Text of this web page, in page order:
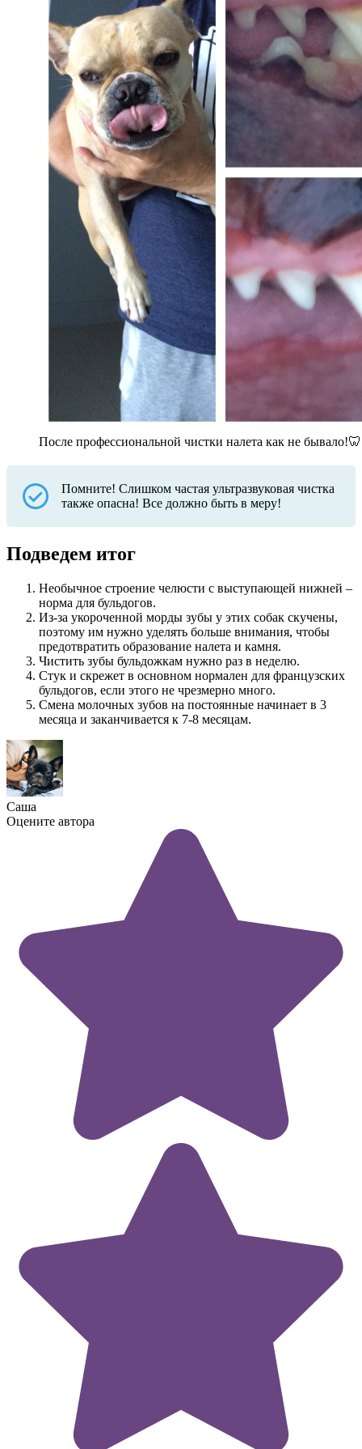
После профессиональной чистки налета как не бывало!🦷
Помните! Слишком частая ультразвуковая чистка
также опасна! Все должно быть в меру!
Подведем итог
Необычное строение челюсти с выступающей нижней ‒
норма для бульдогов.
Из-за укороченной морды зубы у этих собак скучены,
поэтому им нужно уделять больше внимания, чтобы
предотвратить образование налета и камня.
Чистить зубы бульдожкам нужно раз в неделю.
Стук и скрежет в основном нормален для французских
бульдогов, если этого не чрезмерно много.
Смена молочных зубов на постоянные начинает в 3
месяца и заканчивается к 7-8 месяцам.
Саша
Оцените автора